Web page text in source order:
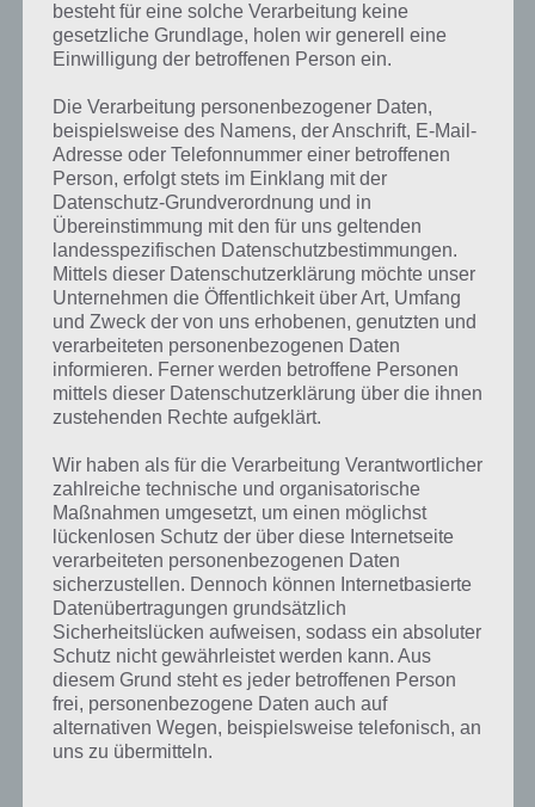
1. Zuerst ladet euchdiese Zip Dateiauf euren Rechner.
2. Nun entpackt ihr Diese lokal in eurem Dropbox Ordner “Kamera-
Uploads”
3. Anschließend speichert ihr Sie auf einen USB Stick oder
Speicherkarte im Verzeichnis DCIM (5GB min).
4. Entfernt nun den USB Stick und steckt ihn anschließend wieder
ein…
5. Nun poppt ein Fenster für den Dropbox Import auf -> wählt diese
Option!
6. Jetzt heißt es abwarten.
7. Binnen einiger Minuten müsste euch ein Nachrichtenfenster das
Speicher-Upgrade mitteilen.
Sollte der Ordner “Kamera-Uploads” noch nicht existent sein, nutzt
einfach kurz die Upload Funktion eurer Android App, dieser wird
dann erstellt. iOS Nutzer sollten einfach die zunächst eine kleine
Datei via USB-Stick importieren!
Auf WhatsApp teilen Teilen auf Facebook
Tweet auf Twitter
besteht für eine solche Verarbeitung keine
gesetzliche Grundlage, holen wir generell eine
Einwilligung der betroffenen Person ein.
Die Verarbeitung personenbezogener Daten,
beispielsweise des Namens, der Anschrift, E-Mail-
Adresse oder Telefonnummer einer betroffenen
Person, erfolgt stets im Einklang mit der
Datenschutz-Grundverordnung und in
Übereinstimmung mit den für uns geltenden
landesspezifischen Datenschutzbestimmungen.
Mittels dieser Datenschutzerklärung möchte unser
Unternehmen die Öffentlichkeit über Art, Umfang
und Zweck der von uns erhobenen, genutzten und
verarbeiteten personenbezogenen Daten
informieren. Ferner werden betroffene Personen
mittels dieser Datenschutzerklärung über die ihnen
zustehenden Rechte aufgeklärt.
Wir haben als für die Verarbeitung Verantwortlicher
zahlreiche technische und organisatorische
Maßnahmen umgesetzt, um einen möglichst
lückenlosen Schutz der über diese Internetseite
verarbeiteten personenbezogenen Daten
sicherzustellen. Dennoch können Internetbasierte
Datenübertragungen grundsätzlich
Sicherheitslücken aufweisen, sodass ein absoluter
Schutz nicht gewährleistet werden kann. Aus
diesem Grund steht es jeder betroffenen Person
frei, personenbezogene Daten auch auf
alternativen Wegen, beispielsweise telefonisch, an
uns zu übermitteln.